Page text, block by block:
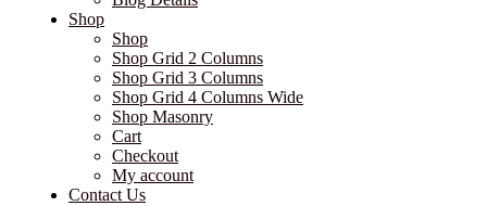
Shop
Shop
Shop Grid 2 Columns
Shop Grid 3 Columns
Shop Grid 4 Columns Wide
Shop Masonry
Cart
Checkout
My account
Contact Us